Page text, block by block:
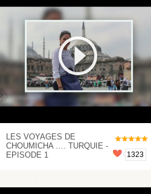
LES VOYAGES DE
CHOUMICHA …. TURQUIE -
EPISODE 1
1323